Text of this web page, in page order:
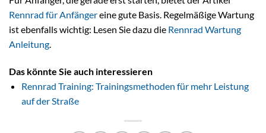
Rennrad für Anfängereine gute Basis. Regelmäßige Wartung
ist ebenfalls wichtig: Lesen Sie dazu die Rennrad Wartung
Anleitung.
Das könnte Sie auch interessieren
Rennrad Training: Trainingsmethoden für mehr Leistung
auf der Straße